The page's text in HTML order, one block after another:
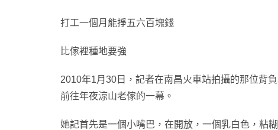
打工一個月能掙五六百塊錢
比傢裡種地要強
2010年1月30日，記者在南昌火車站拍攝的那位背
前往年夜涼山老傢的一幕。
她記首先是一個小嘴巴，在開放，一個乳白色，粘